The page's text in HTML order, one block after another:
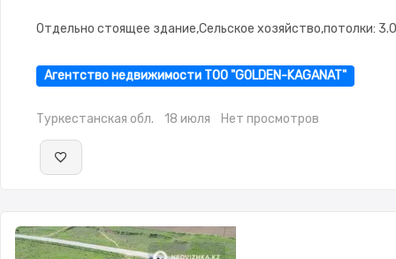
Отдельно стоящее здание,Сельское хозяйство,потолки: 3.0
Агентство недвижимости ТОО "GOLDEN-KAGANAT"
Туркестанская обл. 18 июля Нет просмотров